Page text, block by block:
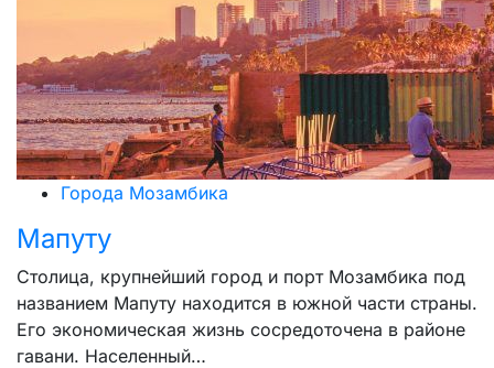
Города Мозамбика
Мапуту
Столица, крупнейший город и порт Мозамбика под
названием Мапуту находится в южной части страны.
Его экономическая жизнь сосредоточена в районе
гавани. Населенный…